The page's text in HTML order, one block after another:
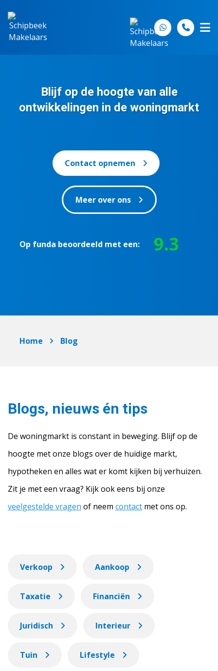
Blijf op de hoogte van alle
ontwikkelingen in de woningmarkt
Contact opnemen
Meer over ons
Op funda beoordeeld met een: 9.3
Home Blog
Blogs, nieuws én tips
De woningmarkt is constant in beweging. Blijf op de
hoogte met onze blogs over de huidige markt,
hypotheken en alles wat er komt kijken bij verhuizen.
Zit je met een vraag? Kijk ook eens bij onze
veelgestelde vragen of neem contact met ons op.
Verkoop Aankoop
Taxatie Financiën
Juridisch Interieur
Tuin Lifestyle